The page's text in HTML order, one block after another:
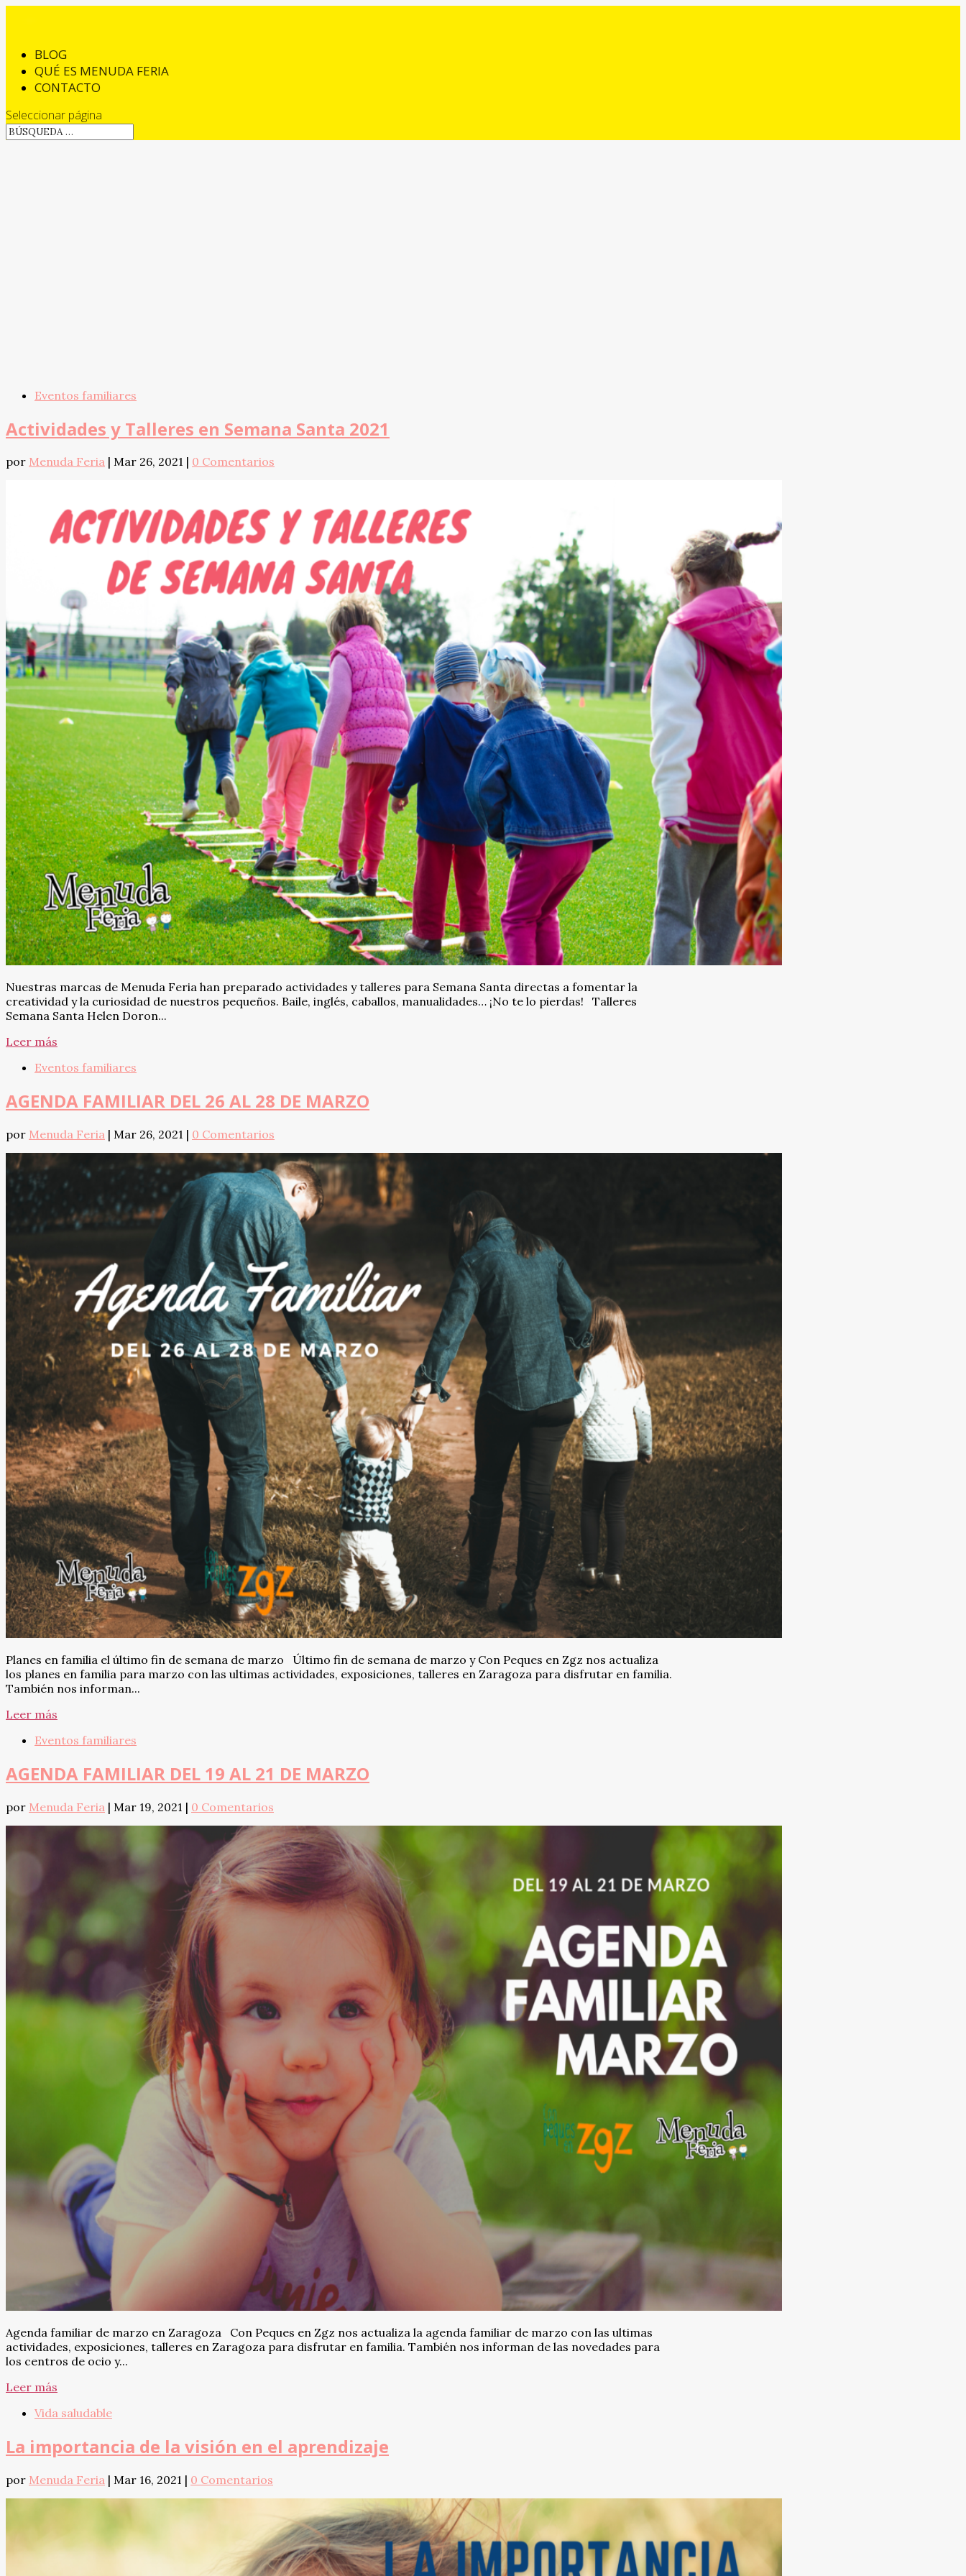
BLOG
QUÉ ES MENUDA FERIA
CONTACTO
Seleccionar página
Eventos familiares
Actividades y Talleres en Semana Santa 2021
por Menuda Feria | Mar 26, 2021 | 0 Comentarios
Nuestras marcas de Menuda Feria han preparado actividades y talleres para Semana Santa directas a fomentar la
creatividad y la curiosidad de nuestros pequeños. Baile, inglés, caballos, manualidades… ¡No te lo pierdas! Talleres
Semana Santa Helen Doron...
Leer más
Eventos familiares
AGENDA FAMILIAR DEL 26 AL 28 DE MARZO
por Menuda Feria | Mar 26, 2021 | 0 Comentarios
Planes en familia el último fin de semana de marzo Último fin de semana de marzo y Con Peques en Zgz nos actualiza
los planes en familia para marzo con las ultimas actividades, exposiciones, talleres en Zaragoza para disfrutar en familia.
También nos informan...
Leer más
Eventos familiares
AGENDA FAMILIAR DEL 19 AL 21 DE MARZO
por Menuda Feria | Mar 19, 2021 | 0 Comentarios
Agenda familiar de marzo en Zaragoza Con Peques en Zgz nos actualiza la agenda familiar de marzo con las ultimas
actividades, exposiciones, talleres en Zaragoza para disfrutar en familia. También nos informan de las novedades para
los centros de ocio y...
Leer más
Vida saludable
La importancia de la visión en el aprendizaje
por Menuda Feria | Mar 16, 2021 | 0 Comentarios